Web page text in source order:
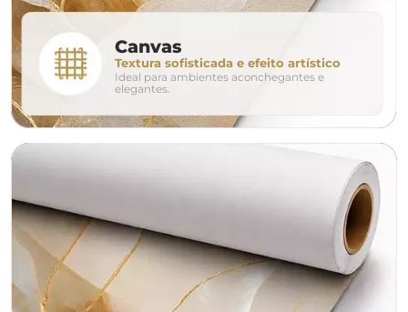
conjunto
avulso duo
o tamanho ideal para o seu ambiente é
Canvas
Textura sofisticada e efeito artístico
Ideal para ambientes aconchegantes e
elegantes.